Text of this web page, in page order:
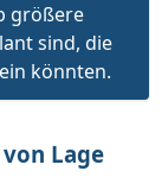
größere
sind, die
könnten.
Lage